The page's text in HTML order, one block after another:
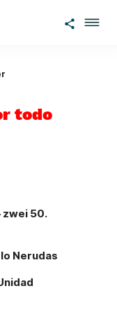
todo
zwei 50.
Nerudas